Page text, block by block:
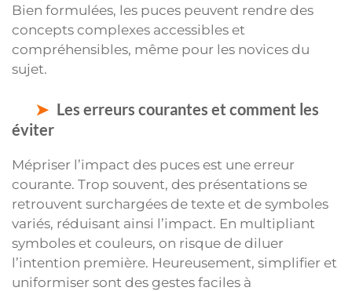
Bien formulées, les puces peuvent rendre des
concepts complexes accessibles et
compréhensibles, même pour les novices du
sujet.
Les erreurs courantes et comment les
éviter
Mépriser l’impact des puces est une erreur
courante. Trop souvent, des présentations se
retrouvent surchargées de texte et de symboles
variés, réduisant ainsi l’impact. En multipliant
symboles et couleurs, on risque de diluer
l’intention première. Heureusement, simplifier et
uniformiser sont des gestes faciles à